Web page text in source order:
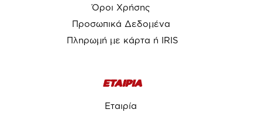
Όροι Χρήσης
Προσωπικά Δεδομένα
Πληρωμή με κάρτα ή IRIS
ΕΤΑΙΡΙΑ
Εταιρία